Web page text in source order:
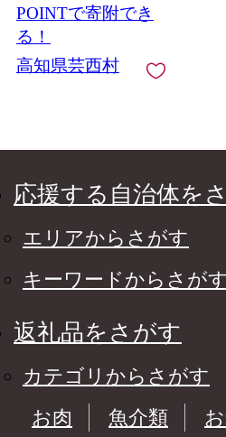
取り寄せ 食品
POINTで寄附でき
る！
高知県芸西村
応援する自治体を
エリアからさがす
キーワードからさがす
返礼品をさがす
カテゴリからさがす
お肉
魚介類